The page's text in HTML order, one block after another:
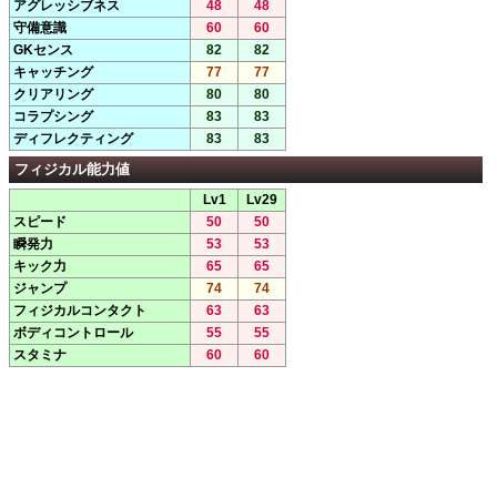
アグレッシブネス
48
48
守備意識
60
60
GKセンス
82
82
キャッチング
77
77
クリアリング
80
80
コラプシング
83
83
ディフレクティング
83 83
フィジカル能力値
Lv1
Lv29
スピード
50
50
瞬発力
53
53
キック力
65
65
ジャンプ
74
74
フィジカルコンタクト
63
63
ボディコントロール
55
55
スタミナ
60 60